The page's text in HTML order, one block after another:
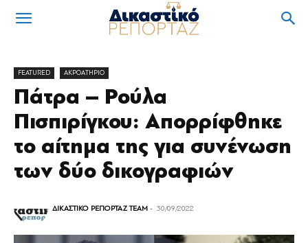
FEATURED ΑΚΡΟΑΤΗΡΙΟ
Πάτρα – Ρούλα
Πισπιρίγκου: Απορρίφθηκε
το αίτημα της για συνένωση
των δύο δικογραφιών
ΔΙΚΑΣΤΙΚΟ ΡΕΠΟΡΤΑΖ TEAM - 30/09/2022